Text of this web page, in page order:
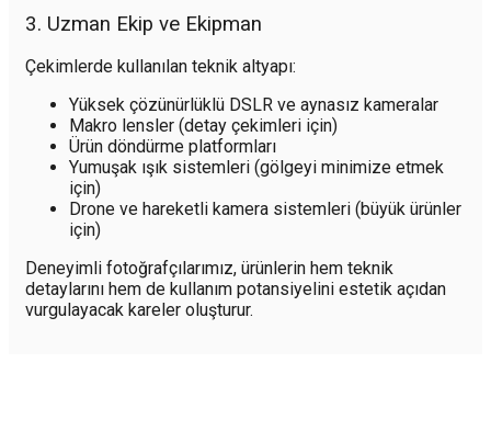
3. Uzman Ekip ve Ekipman
Çekimlerde kullanılan teknik altyapı:
Yüksek çözünürlüklü DSLR ve aynasız kameralar
Makro lensler (detay çekimleri için)
Ürün döndürme platformları
Yumuşak ışık sistemleri (gölgeyi minimize etmek
için)
Drone ve hareketli kamera sistemleri (büyük ürünler
için)
Deneyimli fotoğrafçılarımız, ürünlerin hem teknik
detaylarını hem de kullanım potansiyelini estetik açıdan
vurgulayacak kareler oluşturur.